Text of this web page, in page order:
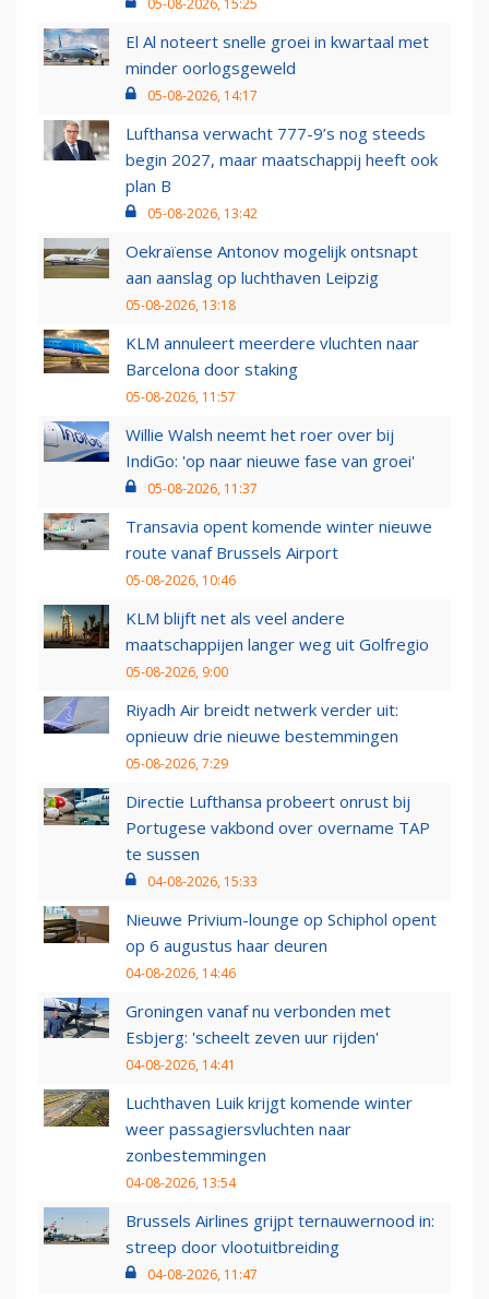
El Al noteert snelle groei in kwartaal met
minder oorlogsgeweld
05-08-2026, 14:17
Lufthansa verwacht 777-9’s nog steeds
begin 2027, maar maatschappij heeft ook
plan B
05-08-2026, 13:42
Oekraïense Antonov mogelijk ontsnapt
aan aanslag op luchthaven Leipzig
05-08-2026, 13:18
KLM annuleert meerdere vluchten naar
Barcelona door staking
05-08-2026, 11:57
Willie Walsh neemt het roer over bij
IndiGo: 'op naar nieuwe fase van groei'
05-08-2026, 11:37
Transavia opent komende winter nieuwe
route vanaf Brussels Airport
05-08-2026, 10:46
KLM blijft net als veel andere
maatschappijen langer weg uit Golfregio
05-08-2026, 9:00
Riyadh Air breidt netwerk verder uit:
opnieuw drie nieuwe bestemmingen
05-08-2026, 7:29
Directie Lufthansa probeert onrust bij
Portugese vakbond over overname TAP
te sussen
04-08-2026, 15:33
Nieuwe Privium-lounge op Schiphol opent
op 6 augustus haar deuren
04-08-2026, 14:46
Groningen vanaf nu verbonden met
Esbjerg: 'scheelt zeven uur rijden'
04-08-2026, 14:41
Luchthaven Luik krijgt komende winter
weer passagiersvluchten naar
zonbestemmingen
04-08-2026, 13:54
Brussels Airlines grijpt ternauwernood in:
streep door vlootuitbreiding
04-08-2026, 11:47